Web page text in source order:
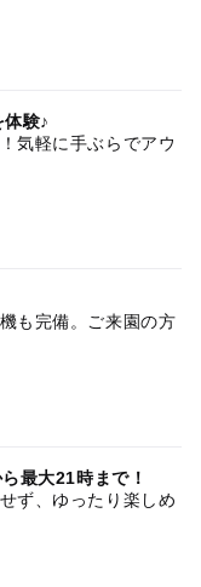
験♪
気軽に手ぶらでアウ
も完備。ご来園の方
最大21時まで！
ず、ゆったり楽しめ